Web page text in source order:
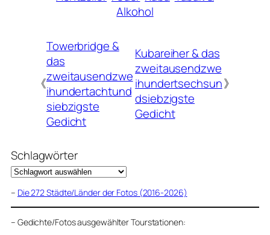
Alkohol
《
Towerbridge &
das
zweitausendzwe
ihundertachtund
siebzigste
Gedicht
Kubareiher & das
zweitausendzwe
ihundertsechsun
dsiebzigste
Gedicht
》
Schlagwörter
– Die 272 Städte/Länder der Fotos (2016-2026)
– Gedichte/Fotos ausgewählter Tourstationen: